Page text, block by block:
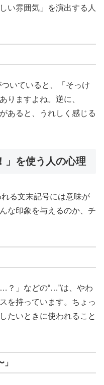
い雰囲気」を演出する人
いていると、「そっけ
りますよね。逆に、
あると、うれしく感じる
を使う人の心理
る文末記号には意味が
な印象を与えるのか、チ
？」などの“…”は、やわ
を持っています。ちょっ
たいときに使われること